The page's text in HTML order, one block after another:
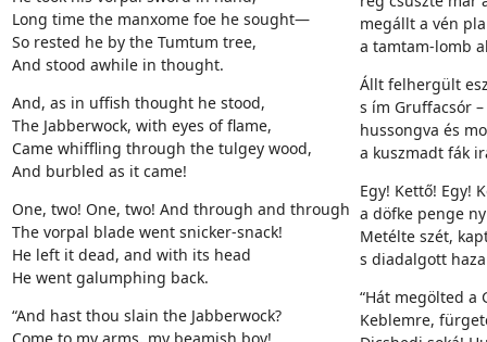
Long time the manxome foe he sought—
So rested he by the Tumtum tree,
And stood awhile in thought.
And, as in uffish thought he stood,
The Jabberwock, with eyes of flame,
Came whiffling through the tulgey wood,
And burbled as it came!
One, two! One, two! And through and through
The vorpal blade went snicker-snack!
He left it dead, and with its head
He went galumphing back.
“And hast thou slain the Jabberwock?
megállt a vén
a tamtam-lomb
Állt felhergült
s ím Gruffacsór
hussongva és
a kuszmadt fák
Egy! Kettő! Egy!
a döfke penge
Metélte szét,
s diadalgott
“Hát megölted a
Keblemre,